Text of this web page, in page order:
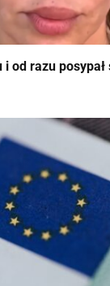
i od razu posypał